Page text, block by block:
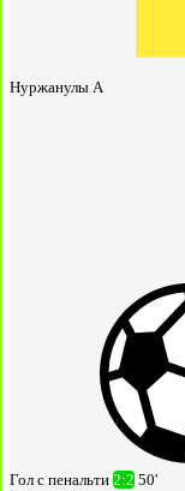
Нуржанулы А
Гол с пенальти 2:2 50'